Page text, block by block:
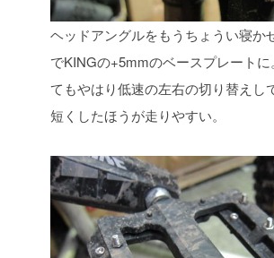
ヘッドアングルをもうちょうい寝か
でKINGの+5mmのベースプレートに。
てもやはり低速の左右の切り替えし
短くしたほうが走りやすい。